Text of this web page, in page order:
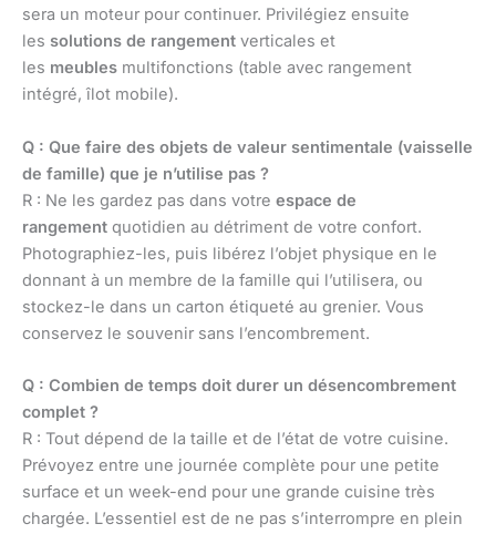
sera un moteur pour continuer. Privilégiez ensuite
les solutions de rangement verticales et
les meubles multifonctions (table avec rangement
intégré, îlot mobile).
Q : Que faire des objets de valeur sentimentale (vaisselle
de famille) que je n’utilise pas ?
R : Ne les gardez pas dans votre espace de
rangement quotidien au détriment de votre confort.
Photographiez-les, puis libérez l’objet physique en le
donnant à un membre de la famille qui l’utilisera, ou
stockez-le dans un carton étiqueté au grenier. Vous
conservez le souvenir sans l’encombrement.
Q : Combien de temps doit durer un désencombrement
complet ?
R : Tout dépend de la taille et de l’état de votre cuisine.
Prévoyez entre une journée complète pour une petite
surface et un week-end pour une grande cuisine très
chargée. L’essentiel est de ne pas s’interrompre en plein